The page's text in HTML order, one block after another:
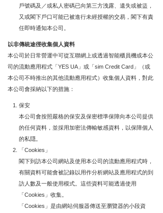
戶號碼及／或私人密碼已向第三方洩露、遺失或被盜，
又或閣下戶口可能已被進行未經授權的交易，閣下有責
任即時通知本公司。
以非傳統途徑收集個人資料
本公司於日常營運中可從互聯網上或透過智能櫃員機或本公
司的流動應用程式「YES UA」或「sim Credit Card」（或
本公司不時推出的其他流動應用程式）收集個人資料，對此
本公司會採納以下的措施：
保安
本公司會按照嚴格的保安及保密標準保障向本公司提供
的任何資料，並採用加密法傳輸敏感資料，以保障個人
的私隠。
「Cookies」
閣下到訪本公司網站及使用本公司的流動應用程式時，
有關資料可能會被記錄以用作分析網站及應用程式的到
訪人數及一般使用模式。這些資料可能透過使用
「Cookies」收集。
「Cookies」是由網站伺服器傳送至瀏覽器的小段資